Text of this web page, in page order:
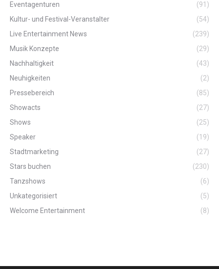
Eventagenturen
(91)
Kultur- und Festival-Veranstalter
(54)
Live Entertainment News
(239)
Musik Konzepte
(29)
Nachhaltigkeit
(43)
Neuhigkeiten
(2)
Pressebereich
(85)
Showacts
(27)
Shows
(25)
Speaker
(19)
Stadtmarketing
(27)
Stars buchen
(230)
Tanzshows
(6)
Unkategorisiert
(5)
Welcome Entertainment
(8)